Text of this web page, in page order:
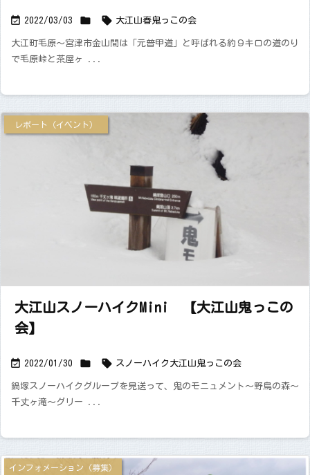
 2022/03/03   大江山春鬼っこの会
大江町毛原～宮津市金山間は「元普甲道」と呼ばれる約９キロの道のり
で毛原峠と茶屋ヶ ...
大江山スノーハイクMini 【大江山鬼っこの
会】
 2022/01/30 
レポート（イベント）
 スノーハイク 大江山 鬼っこの会
鍋塚スノーハイクグループを見送って、鬼のモニュメント〜野鳥の森〜
千丈ヶ滝〜グリー ...
インフォメーション（募集）